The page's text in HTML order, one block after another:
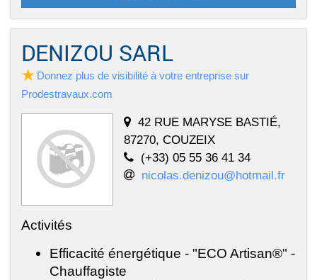
DENIZOU SARL
Donnez plus de visibilité à votre entreprise sur
Prodestravaux.com
42 RUE MARYSE BASTIÉ,
87270, COUZEIX
(+33) 05 55 36 41 34
nicolas.denizou@hotmail.fr
Activités
Efficacité énergétique - "ECO Artisan®" -
Chauffagiste